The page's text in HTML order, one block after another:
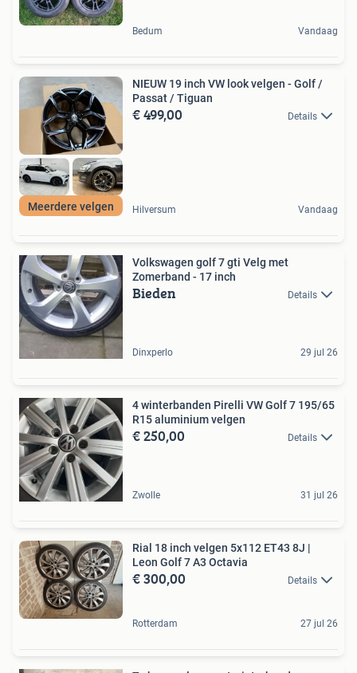
Bedum Vandaag
Meerdere velgen
NIEUW 19 inch VW look velgen - Golf /
Passat / Tiguan
€ 499,00 Details
Hilversum Vandaag
Volkswagen golf 7 gti Velg met
Zomerband - 17 inch
Bieden Details
Dinxperlo 29 jul 26
4 winterbanden Pirelli VW Golf 7 195/65
R15 aluminium velgen
€ 250,00 Details
Zwolle 31 jul 26
Rial 18 inch velgen 5x112 ET43 8J |
Leon Golf 7 A3 Octavia
€ 300,00 Details
Rotterdam 27 jul 26